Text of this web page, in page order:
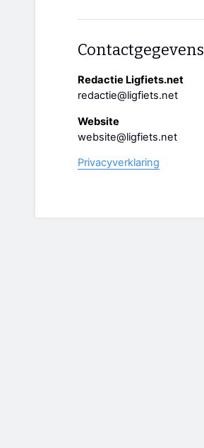
Contactgegevens
Redactie Ligfiets.net
redactie@ligfiets.net
Website
website@ligfiets.net
Privacyverklaring